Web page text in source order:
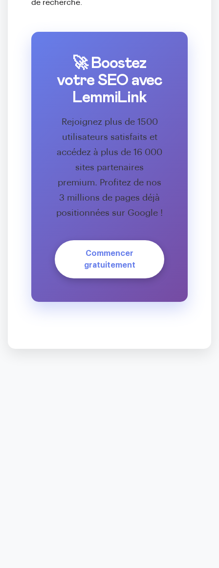
de recherche.
🚀 Boostez
votre SEO avec
LemmiLink
Rejoignez plus de 1500
utilisateurs satisfaits et
accédez à plus de 16 000
sites partenaires
premium. Profitez de nos
3 millions de pages déjà
positionnées sur Google !
Commencer
gratuitement